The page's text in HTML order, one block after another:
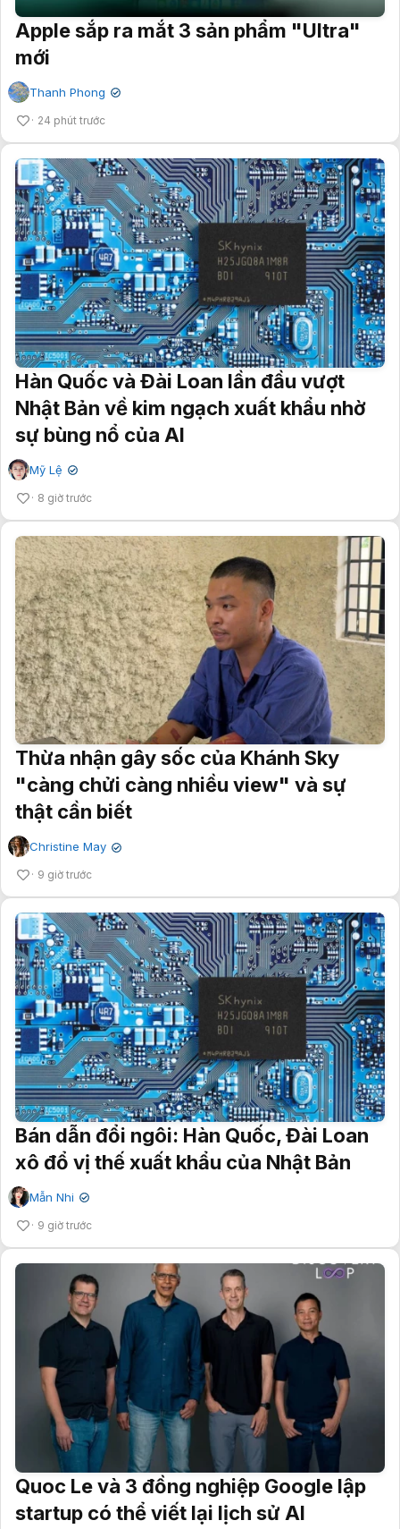
Apple sắp ra mắt 3 sản phẩm "Ultra"
mới
Thanh Phong ✔
24 phút trước
Hàn Quốc và Đài Loan lần đầu vượt
Nhật Bản về kim ngạch xuất khẩu nhờ
sự bùng nổ của AI
Mỹ Lệ ✔
8 giờ trước
Thừa nhận gây sốc của Khánh Sky
"càng chửi càng nhiều view" và sự
thật cần biết
Christine May ✔
9 giờ trước
Bán dẫn đổi ngôi: Hàn Quốc, Đài Loan
xô đổ vị thế xuất khẩu của Nhật Bản
Mẫn Nhi ✔
9 giờ trước
Quoc Le và 3 đồng nghiệp Google lập
startup có thể viết lại lịch sử AI